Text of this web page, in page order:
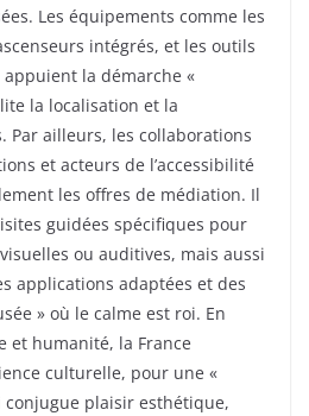
Les équipements comme les
intégrés, et les outils
la démarche «
la localisation et la
Par ailleurs, les collaborations
et acteurs de l’accessibilité
les offres de médiation. Il
guidées spécifiques pour
ou auditives, mais aussi
applications adaptées et des
» où le calme est roi. En
et humanité, la France
culturelle, pour une «
conjugue plaisir esthétique,